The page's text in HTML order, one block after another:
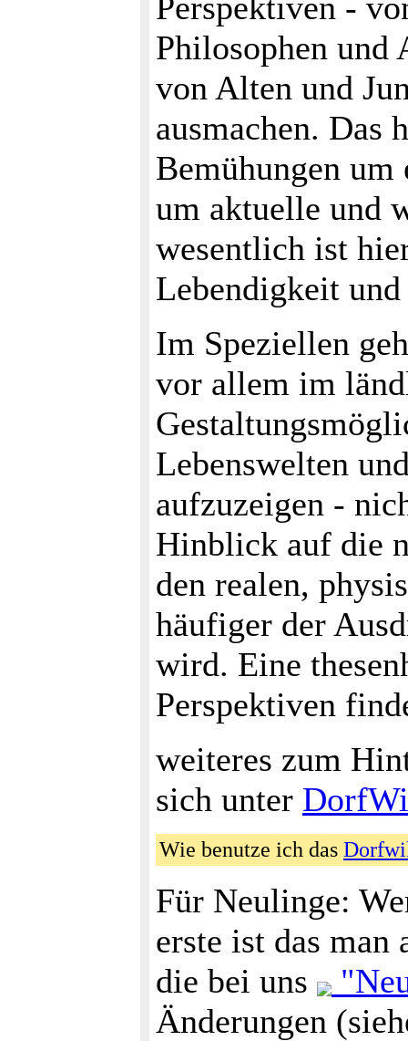
Philosophen und
von Alten und
ausmachen. Das
Bemühungen
um aktuelle und
wesentlich ist
Lebendigkeit
Im Speziellen
vor allem im
Lebenswelten
aufzuzeigen -
Hinblick auf die
den realen,
häufiger der
wird. Eine
Perspektiven
weiteres zum
sich unter
Wie benutze ich das
Für Neulinge:
erste ist das man
die bei uns
Änderungen